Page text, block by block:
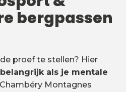
bergpassen
proef te stellen? Hier
als je mentale
Montagnes